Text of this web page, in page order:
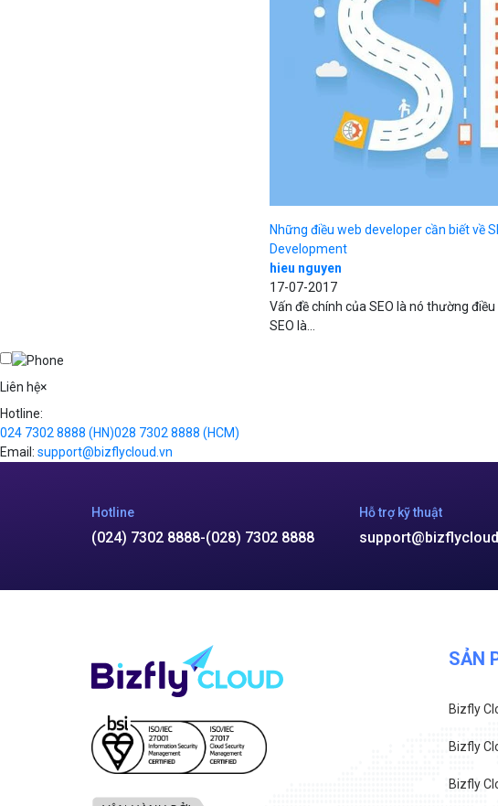
Những điều web developer cần biết về
Development
hieu nguyen
17-07-2017
Vấn đề chính của SEO là nó thường
SEO là...
Liên hệ×
Hotline:
024 7302 8888 (HN)028 7302 8888 (HCM)
Email: support@bizflycloud.vn
Hotline
(024) 7302 8888-(028) 7302 8888
Hỗ trợ kỹ thuật
SẢN
Bizfly
Bizfly
Bizfly